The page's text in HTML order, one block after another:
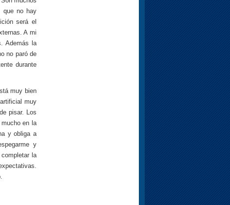
que no hay
será el
A mi
Además la
no paró de
durante
muy bien
muy
pisar. Los
en la
y obliga a
y
la